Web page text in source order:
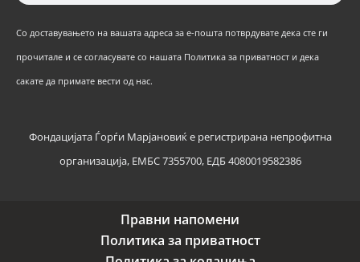
Со доставувањето на вашата адреса за е-пошта потврдувате дека сте ги
прочитале и се согласувате со нашата Политика за приватност и дека
сакате да примате вести од нас.
Фондацијата Ѓорѓи Марјановиќ е регистрирана непрофитна
организација, ЕМБС 7355700, ЕДБ 4080019582386
Правни напомени
Политика за приватност